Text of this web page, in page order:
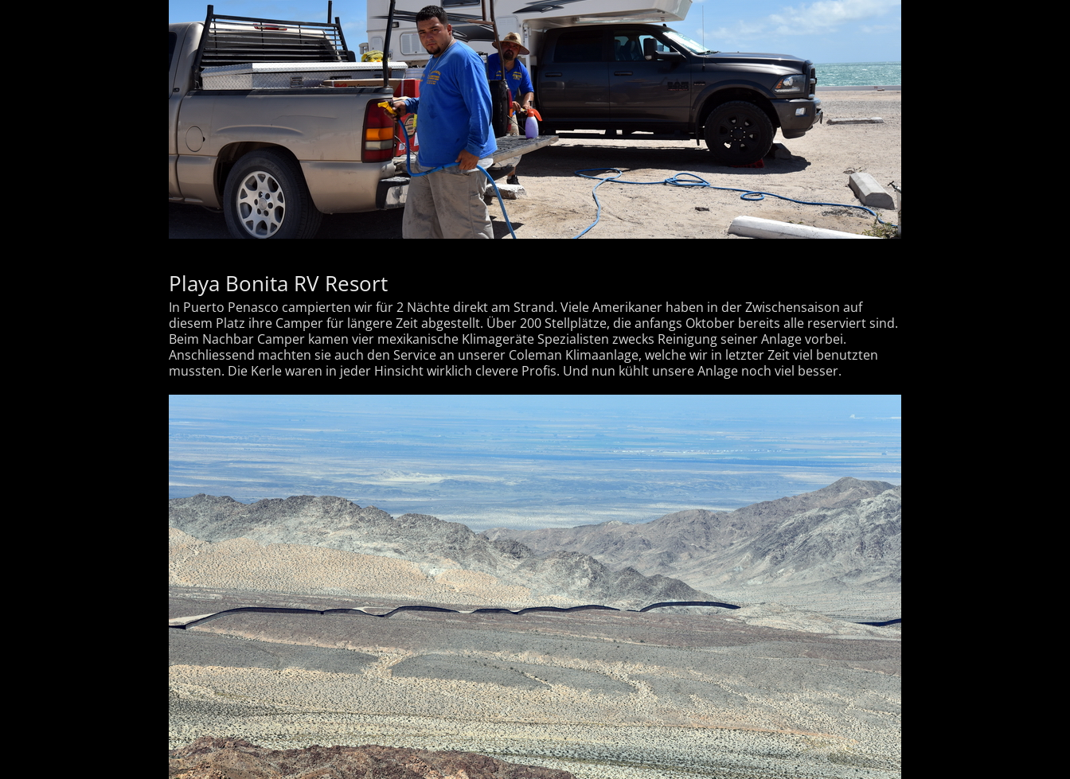
Playa Bonita RV Resort
In Puerto Penasco campierten wir für 2 Nächte direkt am Strand. Viele Amerikaner haben in der Zwischensaison auf
diesem Platz ihre Camper für längere Zeit abgestellt. Über 200 Stellplätze, die anfangs Oktober bereits alle reserviert sind.
Beim Nachbar Camper kamen vier mexikanische Klimageräte Spezialisten zwecks Reinigung seiner Anlage vorbei.
Anschliessend machten sie auch den Service an unserer Coleman Klimaanlage, welche wir in letzter Zeit viel benutzten
mussten. Die Kerle waren in jeder Hinsicht wirklich clevere Profis. Und nun kühlt unsere Anlage noch viel besser.